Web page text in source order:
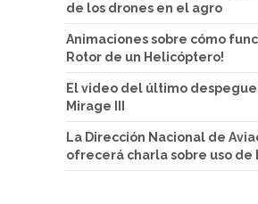
de los drones en el agro
Animaciones sobre cómo
Rotor de un Helicóptero!
El video del último
Mirage III
La Dirección Nacional de
ofrecerá charla sobre uso de